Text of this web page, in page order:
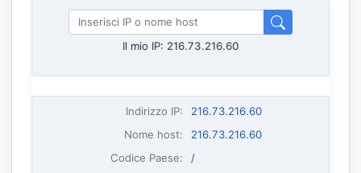
Il mio IP: 216.73.216.60
Indirizzo IP:
216.73.216.60
Nome host:
216.73.216.60
Codice Paese:
/